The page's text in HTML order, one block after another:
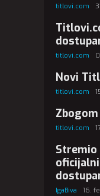
titlovi.com
titlovi.com
Novi
titlovi.com
titlovi.com
IgaBiva 16.